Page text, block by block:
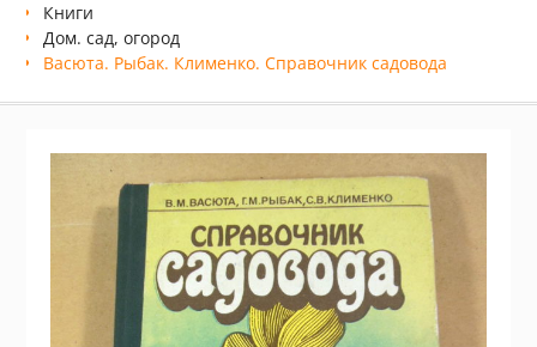
Книги
Дом. сад, огород
Васюта. Рыбак. Клименко. Справочник садовода